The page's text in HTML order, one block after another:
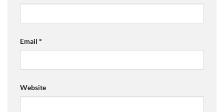
Email *
Website